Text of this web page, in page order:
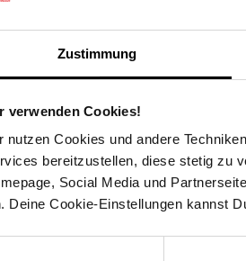
Zustimmung
verwenden Cookies!
nutzen Cookies und andere
bereitzustellen, diese stetig zu
Social Media und
Deine Cookie-Einstellungen kannst
Durch die verstellbaren Gelenke
- Setze eine
- HxTxDm: 1630 x 800 x 300 mm
Leuchten